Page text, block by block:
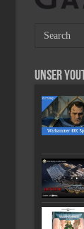
Unser